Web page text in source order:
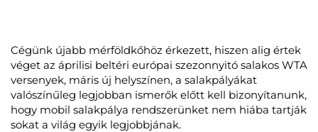
Cégünk újabb mérföldkőhöz érkezett, hiszen alig értek
véget az áprilisi beltéri európai szezonnyitó salakos WTA
versenyek, máris új helyszínen, a salakpályákat
valószínűleg legjobban ismerők előtt kell bizonyítanunk,
hogy mobil salakpálya rendszerünket nem hiába tartják
sokat a világ egyik legjobbjának.